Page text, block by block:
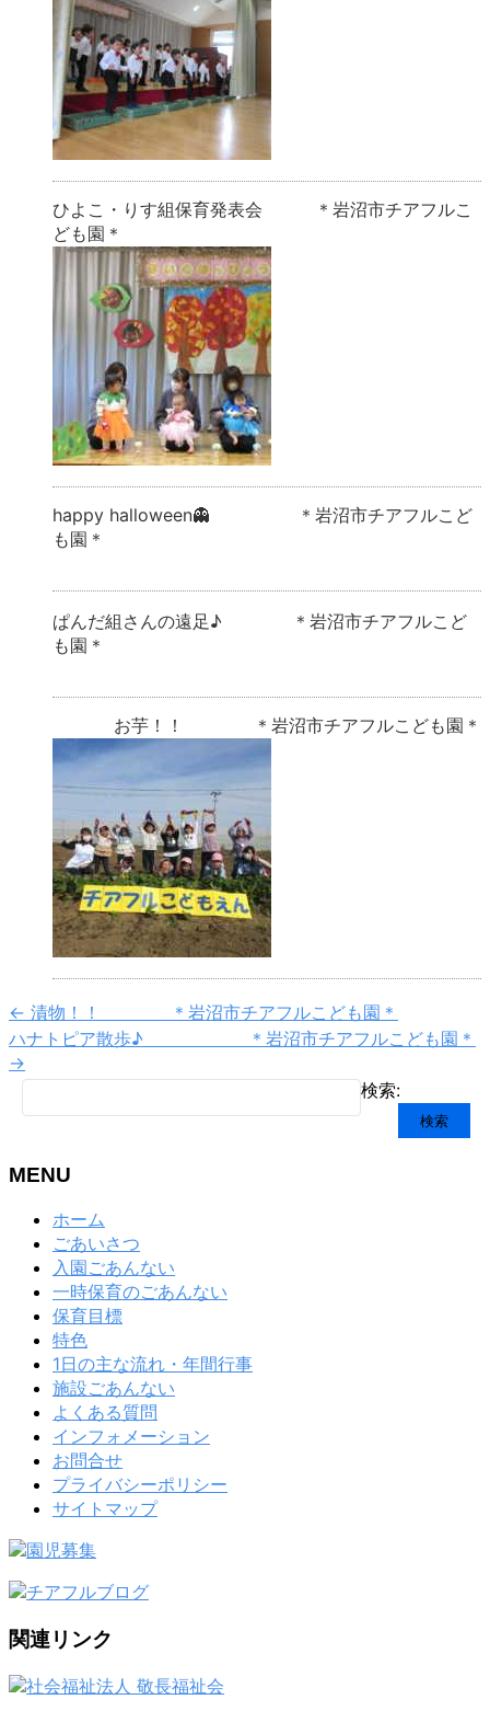
ひよこ・りす組保育発表会 ＊岩沼市チアフルこ
ども園＊
happy halloween👻 ＊岩沼市チアフルこど
も園＊
ぱんだ組さんの遠足♪ ＊岩沼市チアフルこど
も園＊
お芋！！ ＊岩沼市チアフルこども園＊
← 漬物！！ ＊岩沼市チアフルこども園＊
ハナトピア散歩♪ ＊岩沼市チアフルこども園＊
→
検索:
MENU
ホーム
ごあいさつ
入園ごあんない
一時保育のごあんない
保育目標
特色
1日の主な流れ・年間行事
施設ごあんない
よくある質問
インフォメーション
お問合せ
プライバシーポリシー
サイトマップ
関連リンク